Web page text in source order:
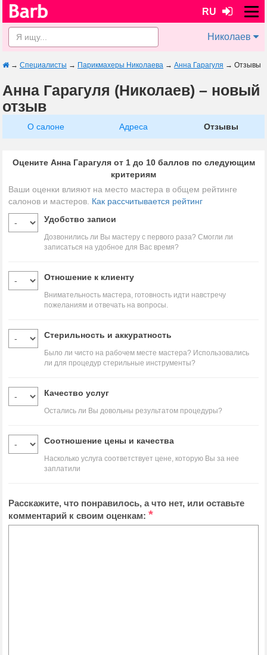
RU
Николаев
→ Специалисты → Парикмахеры Николаева → Анна Гарагуля → Отзывы
Анна Гарагуля (Николаев) – новый
отзыв
О салоне Адреса Отзывы
Оцените Анна Гарагуля от 1 до 10 баллов по следующим
критериям
Ваши оценки влияют на место мастера в общем рейтинге
салонов и мастеров. Как рассчитывается рейтинг
Удобство записи
Дозвонились ли Вы мастеру с первого раза? Смогли ли
записаться на удобное для Вас время?
Отношение к клиенту
Внимательность мастера, готовность идти навстречу
пожеланиям и отвечать на вопросы.
Стерильность и аккуратность
Было ли чисто на рабочем месте мастера? Использовались
ли для процедур стерильные инструменты?
Качество услуг
Остались ли Вы довольны результатом процедуры?
Соотношение цены и качества
Насколько услуга соответствует цене, которую Вы за нее
заплатили
Расскажите, что понравилось, а что нет, или оставьте
комментарий к своим оценкам: *